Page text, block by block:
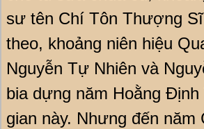
sư tên Chí Tôn Thượng
theo, khoảng niên hiệu
Nguyễn Tự Nhiên và
bia dựng năm Hoằng
gian này. Nhưng đến